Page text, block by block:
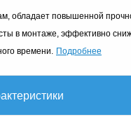
обладает повышенной
в монтаже, эффективно
времени. Подробнее